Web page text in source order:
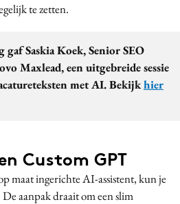
te zetten.
Saskia Koek, Senior SEO
Maxlead, een uitgebreide sessie
met AI. Bekijkhier
Custom GPT
maat ingerichte AI-assistent, kun je
aanpak draait om een slim